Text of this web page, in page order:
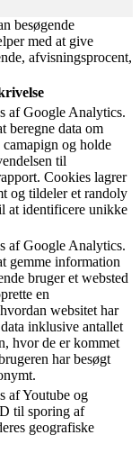
besøgende
med at give
afvisningsprocent,
af Google Analytics.
beregne data om
camapign og holde
til
Cookies lagrer
og tildeler et randoly
at identificere unikke
af Google Analytics.
gemme information
bruger et websted
en
websitet har
inklusive antallet
hvor de er kommet
har besøgt
af Youtube og
til sporing af
geografiske